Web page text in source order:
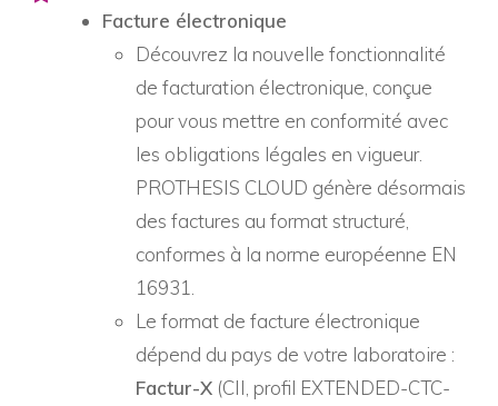
Facture électronique
Découvrez la nouvelle fonctionnalité
de facturation électronique, conçue
pour vous mettre en conformité avec
les obligations légales en vigueur.
PROTHESIS CLOUD génère désormais
des factures au format structuré,
conformes à la norme européenne EN
16931.
Le format de facture électronique
dépend du pays de votre laboratoire :
Factur-X(CII, profil EXTENDED-CTC-